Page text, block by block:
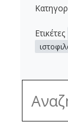
Ετικέτες